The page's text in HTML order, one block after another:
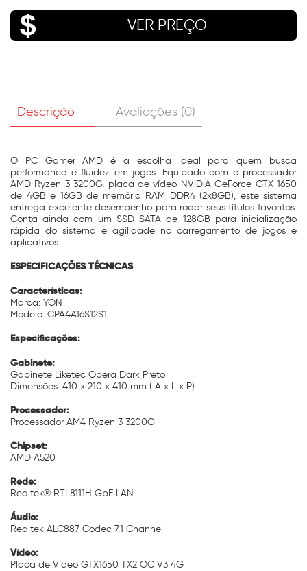
VER PREÇO
Descrição Avaliações (0)
O PC Gamer AMD é a escolha ideal para quem busca
performance e fluidez em jogos. Equipado com o processador
AMD Ryzen 3 3200G, placa de vídeo NVIDIA GeForce GTX 1650
de 4GB e 16GB de memória RAM DDR4 (2x8GB), este sistema
entrega excelente desempenho para rodar seus títulos favoritos.
Conta ainda com um SSD SATA de 128GB para inicialização
rápida do sistema e agilidade no carregamento de jogos e
aplicativos.
ESPECIFICAÇÕES TÉCNICAS
Características:
Marca: YON
Modelo: CPA4A16S12S1
Especificações:
Gabinete:
Gabinete Liketec Opera Dark Preto
Dimensões: 410 x 210 x 410 mm ( A x L x P)
Processador:
Processador AM4 Ryzen 3 3200G
Chipset:
AMD A520
Rede:
Realtek® RTL8111H GbE LAN
Áudio:
Realtek ALC887 Codec 7.1 Channel
Vídeo:
Placa de Vídeo GTX1650 TX2 OC V3 4G